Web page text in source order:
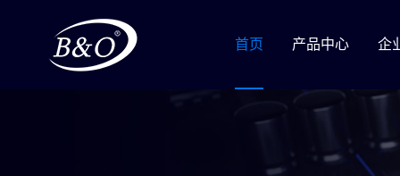
首页 产品中心
INTEL XEON CPU
AMD EPYC CPU
企
管